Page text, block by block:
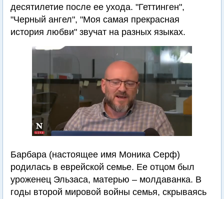
десятилетие после ее ухода. "Геттинген",
"Черный ангел", "Моя самая прекрасная
история любви" звучат на разных языках.
Барбара (настоящее имя Моника Серф)
родилась в еврейской семье. Ее отцом был
уроженец Эльзаса, матерью – молдаванка. В
годы второй мировой войны семья, скрываясь